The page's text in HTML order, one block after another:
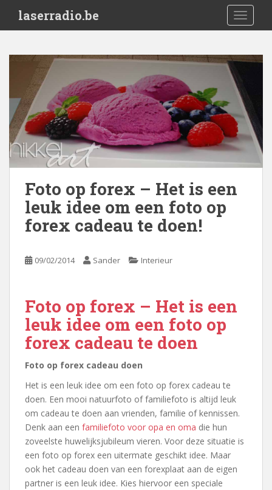
i
laserradio.be
Foto op forex – Het is een
leuk idee om een foto op
forex cadeau te doen!
09/02/2014 Sander Interieur
Foto op forex – Het is een
leuk idee om een foto op
forex cadeau te doen
Foto op forex cadeau doen
Het is een leuk idee om een foto op forex cadeau te
doen. Een mooi natuurfoto of familiefoto is altijd leuk
om cadeau te doen aan vrienden, familie of kennissen.
Denk aan een familiefoto voor opa en oma die hun
zoveelste huwelijksjubileum vieren. Voor deze situatie is
een foto op forex een uitermate geschikt idee. Maar
ook het cadeau doen van een forexplaat aan de eigen
partner is een leuk idee. Kies hiervoor een speciale